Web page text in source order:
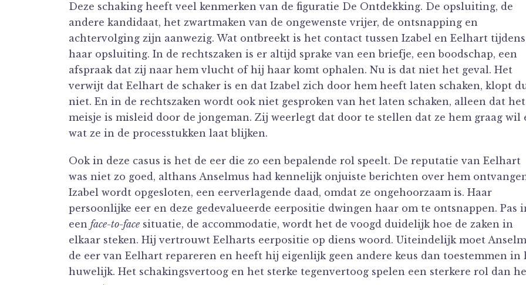
Deze schaking heeft veel kenmerken van de figuratie De Ontdekking. De opsluiting, de
andere kandidaat, het zwartmaken van de ongewenste vrijer, de ontsnapping en
achtervolging zijn aanwezig. Wat ontbreekt is het contact tussen Izabel en Eelhart tijdens
haar opsluiting. In de rechtszaken is er altijd sprake van een briefje, een boodschap, een
afspraak dat zij naar hem vlucht of hij haar komt ophalen. Nu is dat niet het geval. Het
verwijt dat Eelhart de schaker is en dat Izabel zich door hem heeft laten schaken, klopt
niet. En in de rechtszaken wordt ook niet gesproken van het laten schaken, alleen dat het
meisje is misleid door de jongeman. Zij weerlegt dat door te stellen dat ze hem graag wil
wat ze in de processtukken laat blijken.
Ook in deze casus is het de eer die zo een bepalende rol speelt. De reputatie van Eelhart
was niet zo goed, althans Anselmus had kennelijk onjuiste berichten over hem
Izabel wordt opgesloten, een eerverlagende daad, omdat ze ongehoorzaam is. Haar
persoonlijke eer en deze gedevalueerde eerpositie dwingen haar om te ontsnappen. Pas
een face-to-face situatie, de accommodatie, wordt het de voogd duidelijk hoe de zaken in
elkaar steken. Hij vertrouwt Eelharts eerpositie op diens woord. Uiteindelijk moet
de eer van Eelhart repareren en heeft hij eigenlijk geen andere keus dan toestemmen in
huwelijk. Het schakingsvertoog en het sterke tegenvertoog spelen een sterkere rol dan